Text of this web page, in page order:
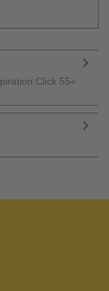
Click 55«